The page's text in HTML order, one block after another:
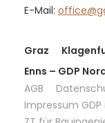
E-Mail:
Graz
Enns – GDP
AGB
Impressum